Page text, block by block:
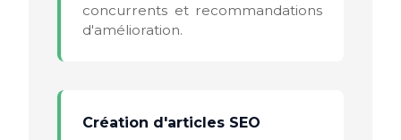
concurrents et recommandations
d'amélioration.
Création d'articles SEO